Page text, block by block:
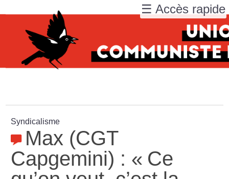
Syndicalisme
Max (CGT
Capgemini) : « Ce
☰ Accès rapide